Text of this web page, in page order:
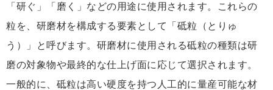
「研ぐ」「磨く」などの用途に使用されます。これらの
粒を、研磨材を構成する要素として「砥粒（とりゅ
う）」と呼びます。研磨材に使用される砥粒の種類は研
磨の対象物や最終的な仕上げ面に応じて選択されます。
一般的に、砥粒は高い硬度を持つ人工的に量産可能な材